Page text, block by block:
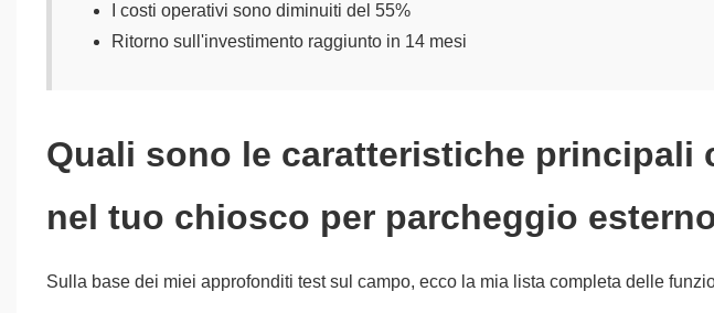
I costi operativi sono diminuiti del 55%
Ritorno sull'investimento raggiunto in 14 mesi
Quali sono le caratteristiche principali
nel tuo chiosco per parcheggio
Sulla base dei miei approfonditi test sul campo, ecco la mia lista completa delle